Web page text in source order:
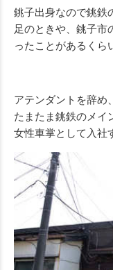
銚子出身なので銚鉄
足のときや、銚子市
ったことがあるくら
アテンダントを辞め
たまたま銚鉄のメイ
女性車掌として入社